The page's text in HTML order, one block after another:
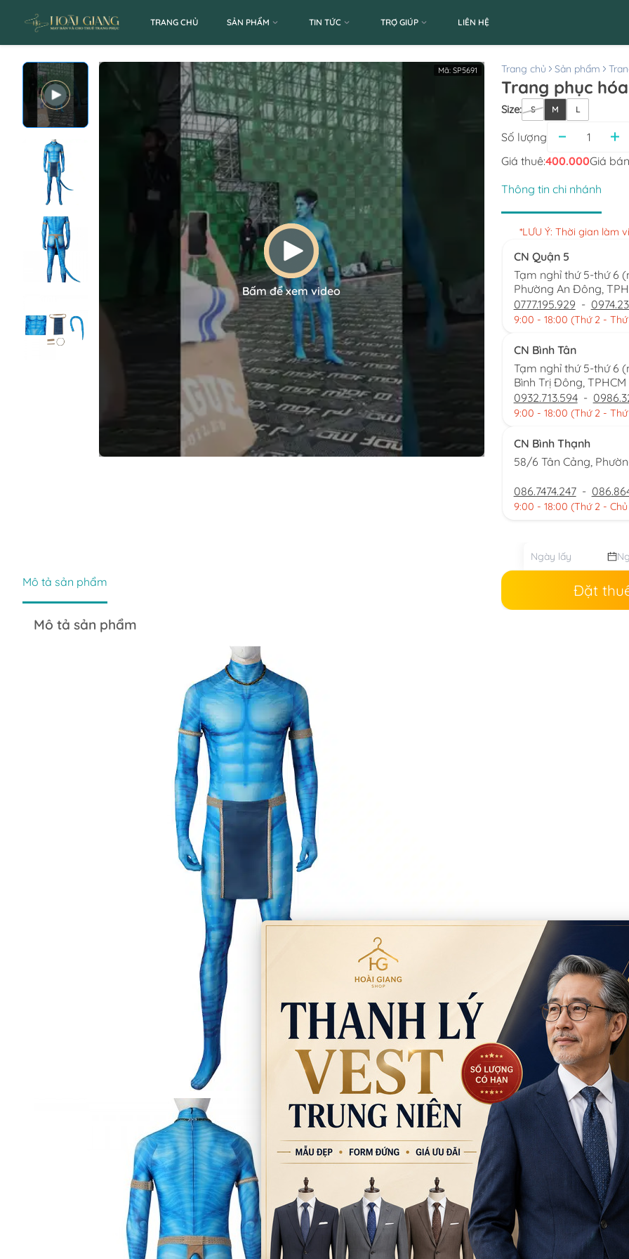
TRANG CHỦ SẢN PHẨM TIN TỨC TRỢ GIÚP LIÊN HỆ
Mã: SP5691
Bấm để xem video
Mô tả sản phẩm
Mô tả sản phẩm
Trang chủ Sản phẩm
Trang phục
Size: S M L
Số lượng
Giá thuê:400.000Giá
Thông tin chi nhánh
*LƯU Ý: Thời gian làm
CN Quận 5
Tạm nghỉ thứ 5-thứ 6
Phường An Đông,
0777.195.929 -
9:00 - 18:00 (Thứ 2 - Thứ
CN Bình Tân
Tạm nghỉ thứ 5-thứ 6
Bình Trị Đông, TPHCM
0932.713.594 -
9:00 - 18:00 (Thứ 2 - Thứ
CN Bình Thạnh
58/6 Tân Cảng,
086.7474.247 -
9:00 - 18:00 (Thứ 2 -
Đặt